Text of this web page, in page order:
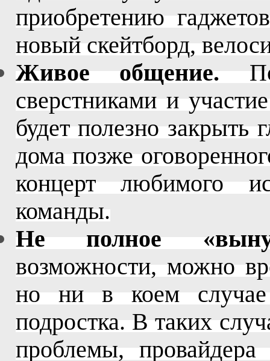
приобретению
новый скейтборд,
Живое общение.
сверстниками и
будет полезно закрыть
дома позже
концерт любимого
команды.
Не полное
возможности, можно
но ни в коем случае
подростка. В таких
проблемы,